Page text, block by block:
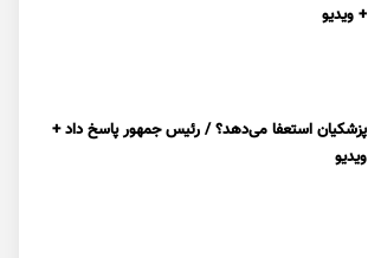
+ ویدیو
پزشکیان استعفا می‌دهد؟ / رئیس جمهور پاسخ داد +
ویدیو